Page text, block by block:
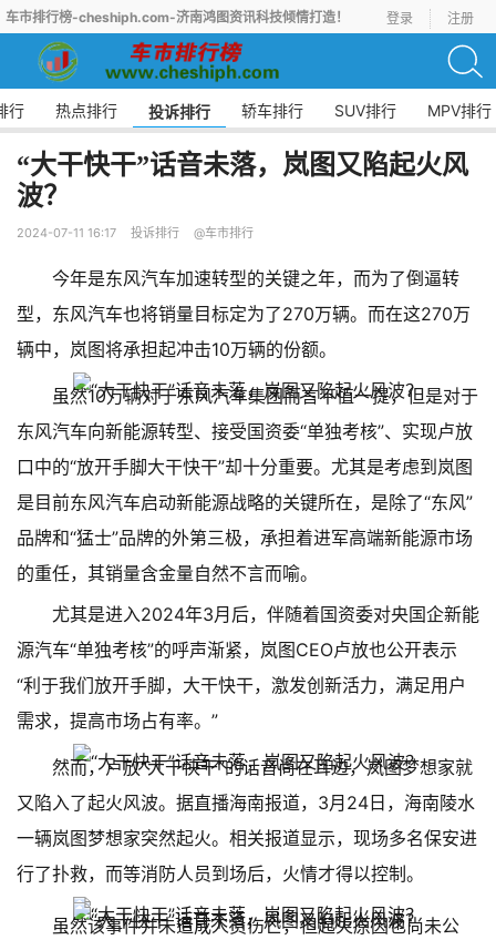
车市排行榜-cheshiph.com-济南鸿图资讯科技倾情打造！ 登录 注册
行 热点排行 投诉排行 轿车排行 SUV排行 MPV排行
“大干快干”话音未落，岚图又陷起火风
波？
2024-07-11 16:17 投诉排行 @车市排行
今年是东风汽车加速转型的关键之年，而为了倒逼转
型，东风汽车也将销量目标定为了270万辆。而在这270万
辆中，岚图将承担起冲击10万辆的份额。
虽然10万辆对于东风汽车集团而言不值一提，但是对于
东风汽车向新能源转型、接受国资委“单独考核”、实现卢放
口中的“放开手脚大干快干”却十分重要。尤其是考虑到岚图
是目前东风汽车启动新能源战略的关键所在，是除了“东风”
品牌和“猛士”品牌的外第三极，承担着进军高端新能源市场
的重任，其销量含金量自然不言而喻。
尤其是进入2024年3月后，伴随着国资委对央国企新能
源汽车“单独考核”的呼声渐紧，岚图CEO卢放也公开表示
“利于我们放开手脚，大干快干，激发创新活力，满足用户
需求，提高市场占有率。”
然而，卢放“大干快干”的话音尚在耳边，岚图梦想家就
又陷入了起火风波。据直播海南报道，3月24日，海南陵水
一辆岚图梦想家突然起火。相关报道显示，现场多名保安进
行了扑救，而等消防人员到场后，火情才得以控制。
虽然该事件并未造成人员伤亡，但起火原因也尚未公